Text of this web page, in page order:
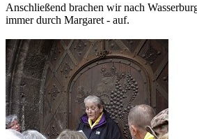
Anschließend brachen wir nach
immer durch Margaret - auf.